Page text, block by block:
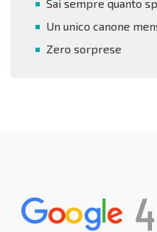
Sai sempre quanto
Un unico canone
Zero sorprese